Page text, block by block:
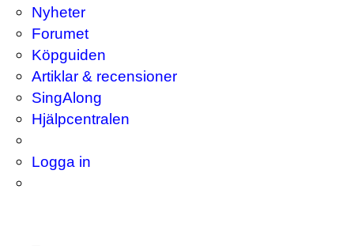
Nyheter
Forumet
Köpguiden
Artiklar & recensioner
SingAlong
Hjälpcentralen
Logga in